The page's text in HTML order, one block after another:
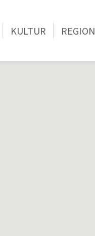
KULTUR REGION